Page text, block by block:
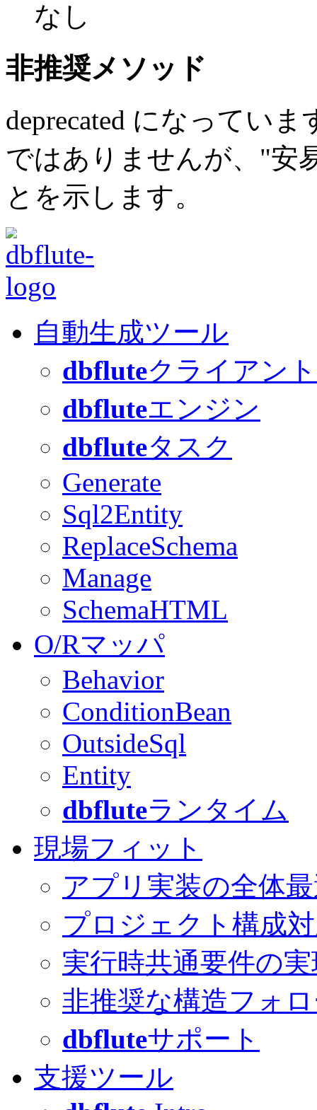
なし
非推奨メソッド
deprecated になってい
ではありませんが、"安
とを示します。
自動生成ツール
dbfluteクライアント
dbfluteエンジン
dbfluteタスク
Generate
Sql2Entity
ReplaceSchema
Manage
SchemaHTML
O/Rマッパ
Behavior
ConditionBean
OutsideSql
Entity
dbfluteランタイム
現場フィット
アプリ実装の全体
プロジェクト構成
実行時共通要件の
非推奨な構造フォ
dbfluteサポート
支援ツール